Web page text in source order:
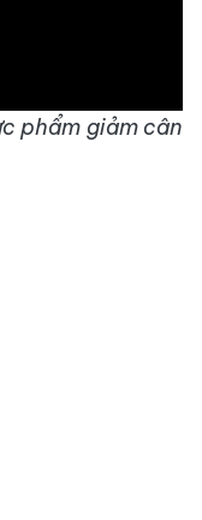
phẩm giảm cân